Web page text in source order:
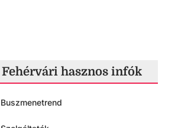
Fehérvári hasznos infók
Buszmenetrend